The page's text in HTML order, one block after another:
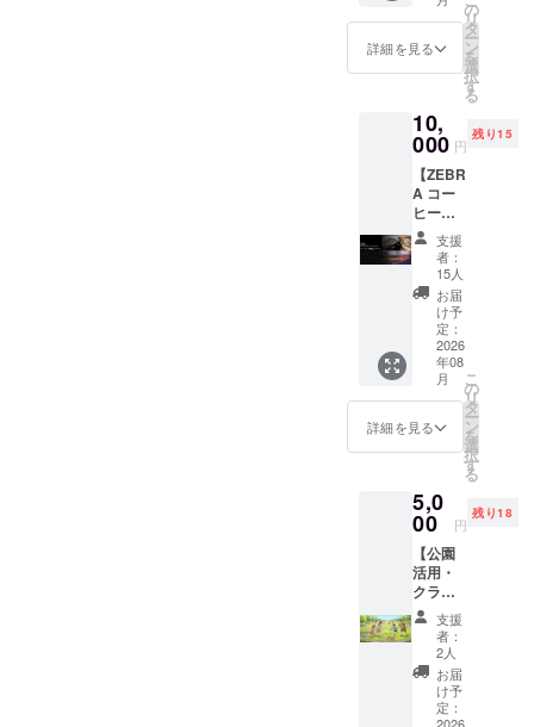
STADIU
M（13
文字）
YAMAD
TARO（
10文
字）
WEDDI
NG
2010 11
22（15
文字）
202609
OPEN
（12文
字） ※
ジェは
台座に
成する
商品で
す。 お
渡し方
法 郵
送 ②HP
内特設
ページ
へのデ
ジタル
芳名 ※
１名様
ます。
たちの
トレー
ニング
等に使
できま
す。 商
品情
報 ミ
ニゴー
ル（横
幅
1,400m
m×高さ
900mm
×奥行
750mm
） 数
量
１台
材
質
[本体]
ポリプ
ロピレ
ン バッ
クネッ
トへの
プリン
ト最大
範囲
横：
は芝生
広場に
置くこ
とを想
来場者
が自由
に利用
するこ
とがで
きま
す。
また貸
出備品
として
占用利
用も可
能であ
り、グ
ラウン
ドでの
子ども
等に使
用する
できま
す。 商
品情
報 ミ
ニゴー
ル（横
幅
1,400m
m×高さ
す。）
※芝生広
場への
設置を
ます。
※記銘
は、個
人名・
連名・
メッ
セージ
に限ら
せてい
ただき
ます
（法
人、自
治体、
または
実在す
る団体
等）等
の名
標等は
不可）
※メッ
セージ
と名称
などの
間隔
や、改
行など
（80㎜
×80㎜の
サイ
ズ） ※
字以
内。１
段につ
き８文
字以内
推奨。
（レー
ザー加
工のた
め小さ
い文字
は読み
づらく
なる可
能性が
ござい
ま
※芝生広
設置を
予定し
ます。
※記銘
は、個
人名・
連名・
メッ
セージ
に限ら
せてい
たベン
チを設
置しま
す。 掲
2026年
9月1
日〜使
用不可
になる
まで 刻
印方
法：桧
の座面
右下へ
レー
ザー加
工にて
（80㎜
×80㎜の
サイ
ズ） ※
内。１
段につ
字以内
推奨。
（レー
ザー加
工のた
め小さ
い文字
は読み
づらく
詳細を見る
の
リ
タ
ー
ン
を
選
択
す
る
10,
000 円
残り15
【ZEBR
A コー
ヒー
券・個
人プラ
ン１０
枚コー
ス】 ＜
リター
ン内容
①ZEBR
A
Coffee
&
Croissa
ヒー券
１０枚
（全
ドリン
クに使
えま
す。価
格帯約
500～
750円）
※とよた
スポー
支援
者：
15人
お届
け予
定：
2026
年08
月
詳細を見る
こ
の
リ
タ
ー
ン
を
選
択
す
る
5,0
00 円
残り18
【公園
活用・
クラブ
ハウス
利用
券】
〈リ
ター
ン〉 ①
支援
者：
2人
お届
け予
定：